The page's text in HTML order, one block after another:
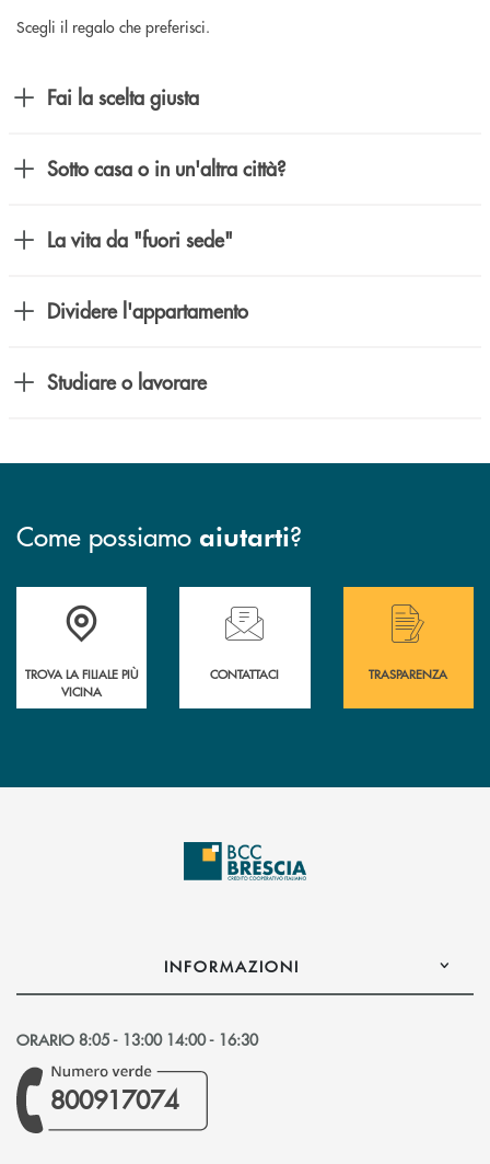
Scegli il regalo che preferisci.
Fai la scelta giusta
Sotto casa o in un'altra città?
La vita da "fuori sede"
Dividere l'appartamento
Studiare o lavorare
Come possiamo aiutarti?
Accedi all' elenco completo delle filiali .
TROVA LA FILIALE PIÙ
VICINA
Hai bisogno di assistenza immediata?
CONTATTACI
Hai bisogno di
TRASPARENZA
INFORMAZIONI
ORARIO 8:05 - 13:00 14:00 - 16:30
800917074